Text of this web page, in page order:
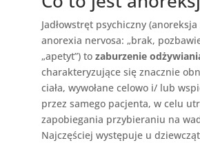
Jadłowstręt psychiczny
anorexia nervosa: „brak,
„apetyt”) to zaburzenie
charakteryzujące się znacznie
ciała, wywołane celowo i/ lub
przez samego pacjenta, w celu
zapobiegania przybieraniu na
Najczęściej występuje u